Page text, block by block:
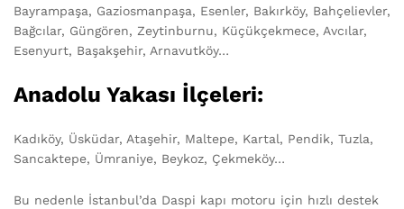
Bayrampaşa, Gaziosmanpaşa, Esenler, Bakırköy, Bahçelievler,
Bağcılar, Güngören, Zeytinburnu, Küçükçekmece, Avcılar,
Esenyurt, Başakşehir, Arnavutköy…
Anadolu Yakası İlçeleri:
Kadıköy, Üsküdar, Ataşehir, Maltepe, Kartal, Pendik, Tuzla,
Sancaktepe, Ümraniye, Beykoz, Çekmeköy…
Bu nedenle İstanbul’da Daspi kapı motoru için hızlı destek